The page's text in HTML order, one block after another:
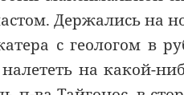
Держались на
с геологом в
на какой-